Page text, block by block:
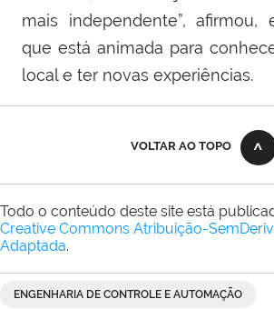
mais independente”, afirmou,
que está animada para
local e ter novas experiências.
VOLTAR AO TOPO
Todo o conteúdo deste site está
Creative Commons Atribuição-
Adaptada.
ENGENHARIA DE CONTROLE E AUTOMAÇÃO